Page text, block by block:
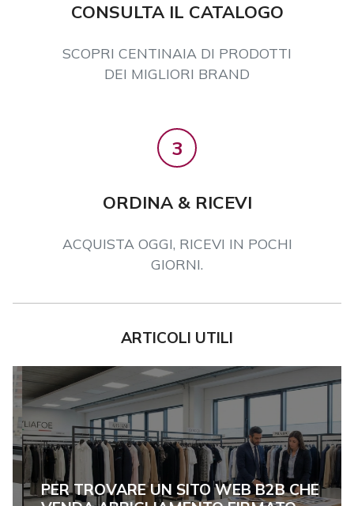
CONSULTA IL CATALOGO
SCOPRI CENTINAIA DI PRODOTTI
DEI MIGLIORI BRAND
3
ORDINA & RICEVI
ACQUISTA OGGI, RICEVI IN POCHI
GIORNI.
ARTICOLI UTILI
PER TROVARE UN SITO WEB B2B CHE